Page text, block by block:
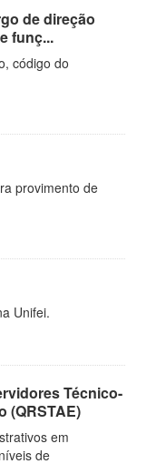
de direção
funç...
código do
provimento de
Unifei.
Técnico-
(QRSTAE)
em
de